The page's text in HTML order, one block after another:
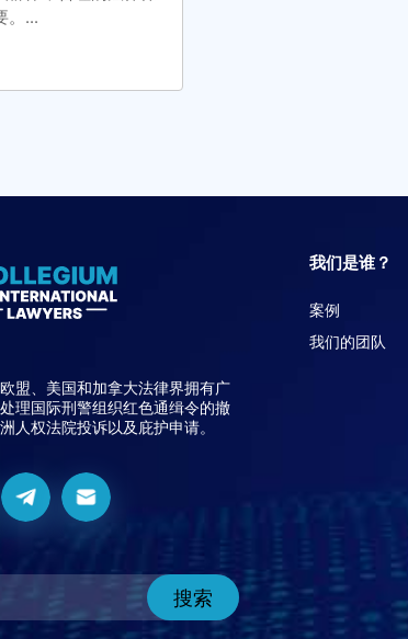
。...
盟、美国和加拿大法律界拥有广
理国际刑警组织红色通缉令的撤
人权法院投诉以及庇护申请。
我们是谁？
案例
我们的团队